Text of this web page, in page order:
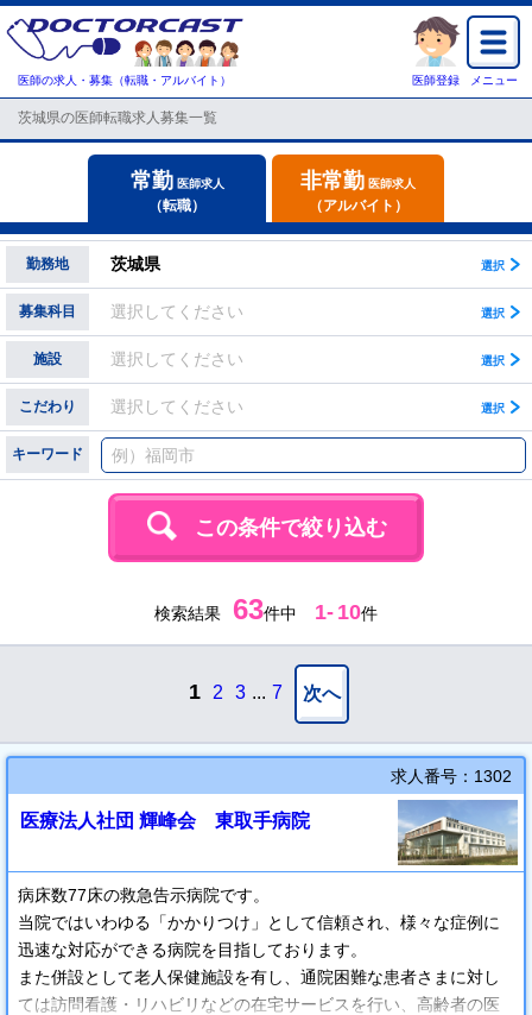
医師の求人・募集（転職・アルバイト） 医師登録 メニュー
茨城県の医師転職求人募集一覧
常勤 医師求人
（転職）
非常勤 医師求人
（アルバイト）
勤務地 茨城県
募集科目 選択してください
施設 選択してください
こだわり 選択してください
キーワード
この条件で絞り込む
検索結果 63件中 1- 10件
1 2 3 ... 7 次へ
求人番号：1302
医療法人社団 輝峰会 東取手病院
病床数77床の救急告示病院です。
当院ではいわゆる「かかりつけ」として信頼され、様々な症例に
迅速な対応ができる病院を目指しております。
また併設として老人保健施設を有し、通院困難な患者さまに対し
ては訪問看護・リハビリなどの在宅サービスを行い、高齢者の医